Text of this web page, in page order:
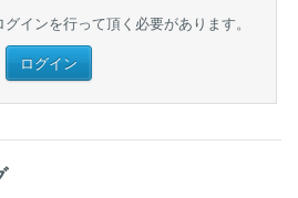
販売員兼ライター(トラベル、コスメ、
ております。
に住みたいです❤︎(^.^)
fe1iche/
0211erica
インを行って頂く必要があります。
ログイン